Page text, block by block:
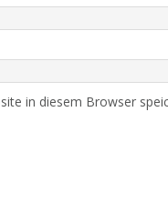
in diesem Browser